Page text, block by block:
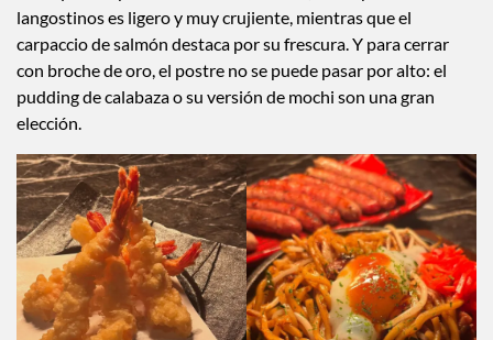
tienes que probar sus famosos fideos soba caseros, hechos a
mano todos los días, o sus brochetas de yakitori.
Para quienes prefieren sabores del mar, el tempura de
langostinos es ligero y muy crujiente, mientras que el
carpaccio de salmón destaca por su frescura. Y para cerrar
con broche de oro, el postre no se puede pasar por alto: el
pudding de calabaza o su versión de mochi son una gran
elección.